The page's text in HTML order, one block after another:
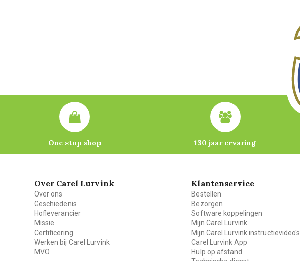
One stop shop 130 jaar ervaring
Over Carel Lurvink
Over ons
Geschiedenis
Hofleverancier
Missie
Certificering
Werken bij Carel Lurvink
MVO
Klantenservice
Bestellen
Bezorgen
Software koppelingen
Mijn Carel Lurvink
Mijn Carel Lurvink instructievideo's
Carel Lurvink App
Hulp op afstand